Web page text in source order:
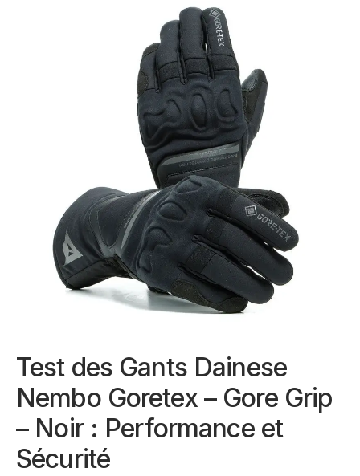
Test des Gants Dainese
Nembo Goretex – Gore Grip
– Noir : Performance et
Sécurité